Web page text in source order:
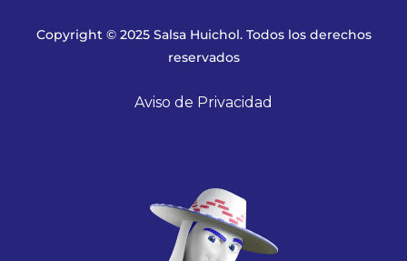
Copyright © 2025 Salsa Huichol. Todos los derechos
reservados
Aviso de Privacidad